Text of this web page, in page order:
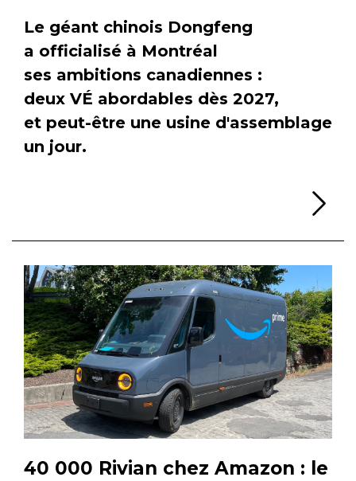
Le géant chinois Dongfeng
a officialisé à Montréal
ses ambitions canadiennes :
deux VÉ abordables dès 2027,
et peut-être une usine d'assemblage
un jour.
40 000 Rivian chez Amazon : le